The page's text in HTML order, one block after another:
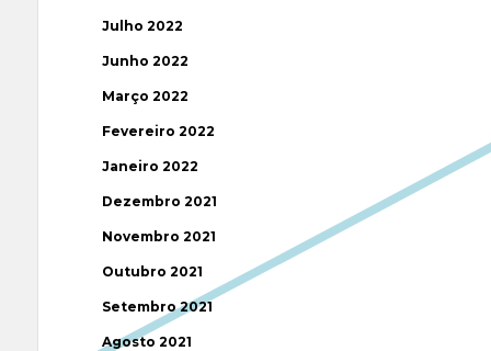
Julho 2022
Junho 2022
Março 2022
Fevereiro 2022
Janeiro 2022
Dezembro 2021
Novembro 2021
Outubro 2021
Setembro 2021
Agosto 2021